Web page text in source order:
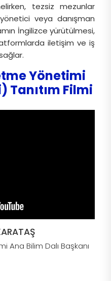
tezsiz mezunlar
veya danışman
İngilizce yürütülmesi,
iletişim ve iş
Yönetimi
Tanıtım Filmi
Ana Bilim Dalı Başkanı